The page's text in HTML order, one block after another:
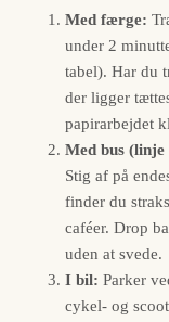
Med færge:
under 2
tabel). Har du
der ligger
papirarbejdet
Med bus (linje
Stig af på
finder du
caféer. Drop
uden at svede.
I bil: Parker
cykel- og